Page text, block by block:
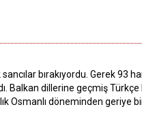
bırakıyordu. Gerek 93
Balkan dillerine geçmiş
Osmanlı döneminden geriye